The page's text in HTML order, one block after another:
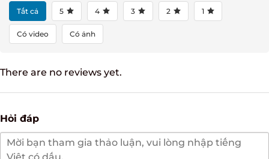
Tất cả 5 4 3 2 1
Có video Có ảnh
There are no reviews yet.
Hỏi đáp